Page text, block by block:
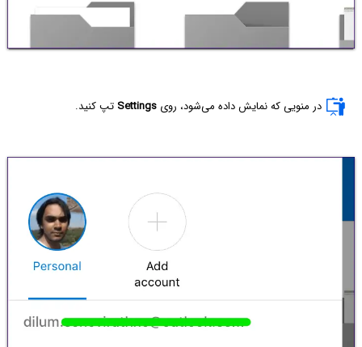
در منویی که نمایش داده می‌شود، روی Settings تپ کنید.